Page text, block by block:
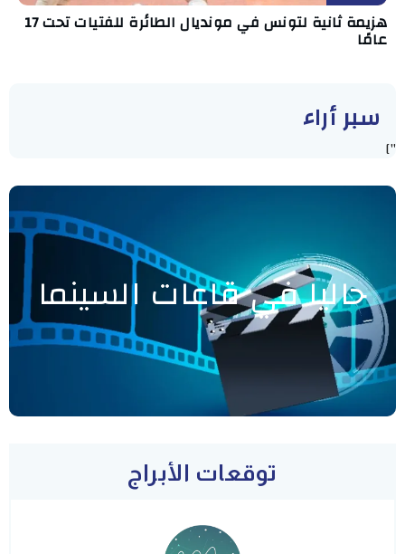
هزيمة ثانية لتونس في مونديال الطائرة للفتيات تحت 17
عامًا
سبر أراء
"]
حاليا في قاعات السينما
توقعات الأبراج